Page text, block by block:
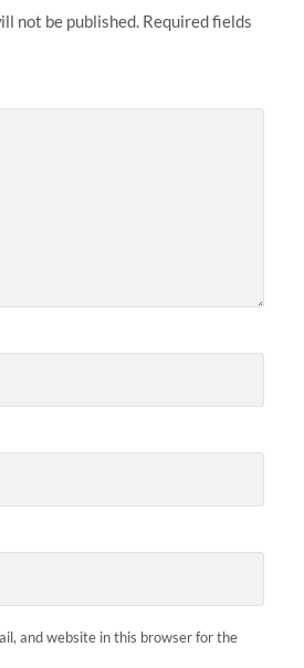
not be published. Required fields
and website in this browser for the